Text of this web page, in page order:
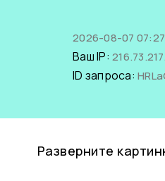
2026-08-07
Ваш IP:
ID запроса:
Разверните